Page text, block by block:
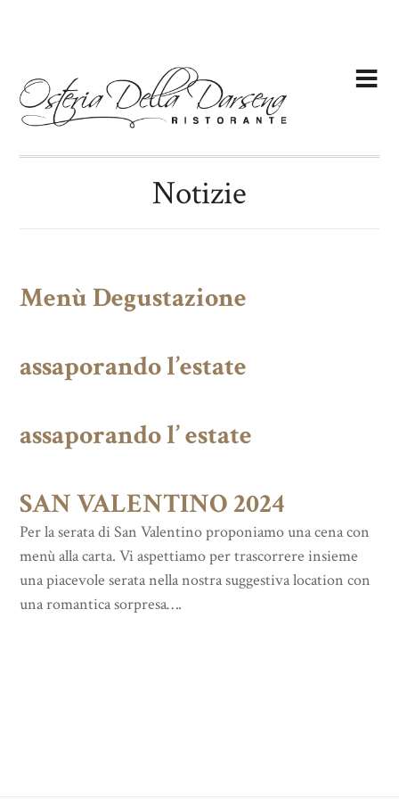
Notizie
Menù Degustazione
assaporando l’estate
assaporando l’ estate
SAN VALENTINO 2024
Per la serata di San Valentino proponiamo una cena con
menù alla carta. Vi aspettiamo per trascorrere insieme
una piacevole serata nella nostra suggestiva location con
una romantica sorpresa….